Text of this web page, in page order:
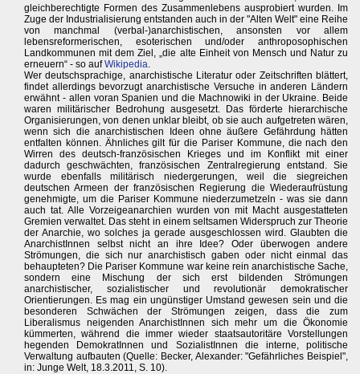
gleichberechtigte Formen des Zusammenlebens ausprobiert wurden. Im
Zuge der Industrialisierung entstanden auch in der "Alten Welt" eine Reihe
von manchmal (verbal-)anarchistischen, ansonsten vor allem
lebensreformerischen, esoterischen und/oder anthroposophischen
Landkommunen mit dem Ziel, „die alte Einheit von Mensch und Natur zu
erneuern“ - so aufWikipedia.
Wer deutschsprachige, anarchistische Literatur oder Zeitschriften blättert,
findet allerdings bevorzugt anarchistische Versuche in anderen Ländern
erwähnt - allen voran Spanien und die Machnowiki in der Ukraine. Beide
waren militärischer Bedrohung ausgesetzt. Das förderte hierarchische
Organisierungen, von denen unklar bleibt, ob sie auch aufgetreten wären,
wenn sich die anarchistischen Ideen ohne äußere Gefährdung hätten
entfalten können. Ähnliches gilt für die Pariser Kommune, die nach den
Wirren des deutsch-französischen Krieges und im Konflikt mit einer
dadurch geschwächten, französischen Zentralregierung entstand. Sie
wurde ebenfalls militärisch niedergerungen, weil die siegreichen
deutschen Armeen der französischen Regierung die Wiederaufrüstung
genehmigte, um die Pariser Kommune niederzumetzeln - was sie dann
auch tat. Alle Vorzeigeanarchien wurden von mit Macht ausgestatteten
Gremien verwaltet. Das steht in einem seltsamen Widerspruch zur Theorie
der Anarchie, wo solches ja gerade ausgeschlossen wird. Glaubten die
AnarchistInnen selbst nicht an ihre Idee? Oder überwogen andere
Strömungen, die sich nur anarchistisch gaben oder nicht einmal das
behaupteten? Die Pariser Kommune war keine rein anarchistische Sache,
sondern eine Mischung der sich erst bildenden Strömungen
anarchistischer, sozialistischer und revolutionär demokratischer
Orientierungen. Es mag ein ungünstiger Umstand gewesen sein und die
besonderen Schwächen der Strömungen zeigen, dass die zum
Liberalismus neigenden AnarchistInnen sich mehr um die Ökonomie
kümmerten, während die immer wieder staatsautoritäre Vorstellungen
hegenden DemokratInnen und SozialistInnen die interne, politische
Verwaltung aufbauten (Quelle: Becker, Alexander: "Gefährliches Beispiel",
in: Junge Welt, 18.3.2011, S. 10).